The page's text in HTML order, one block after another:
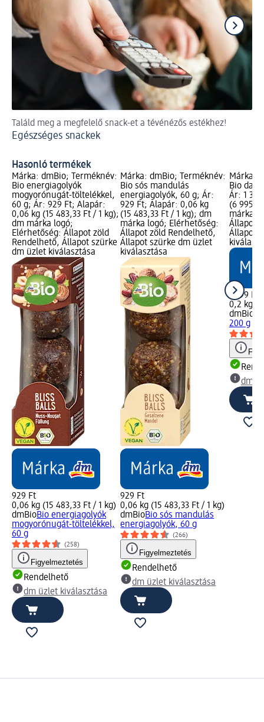
Találd meg a megfelelő snack-et a tévénézős estékhez!
Egészséges snackek
Hasonló termékek
Márka: dmBio; Terméknév:
Bio energiagolyók
mogyorónugát-töltelékkel,
60 g; Ár: 929 Ft; Alapár:
0,06 kg (15 483,33 Ft / 1 kg);
dm márka logó;
Elérhetőség: Állapot zöld
Rendelhető, Állapot szürke
dm üzlet kiválasztása
929 Ft
0,06 kg (15 483,33 Ft / 1 kg)
dmBioBio energiagolyók
mogyorónugát-töltelékkel,
60 g
(258)
Figyelmeztetés
Rendelhető
dm üzlet kiválasztása
Márka: dmBio; Terméknév:
Bio sós mandulás
energiagolyók, 60 g; Ár:
929 Ft; Alapár: 0,06 kg
(15 483,33 Ft / 1 kg); dm
márka logó; Elérhetőség:
Állapot zöld Rendelhető,
Állapot szürke dm üzlet
kiválasztása
929 Ft
0,06 kg (15 483,33 Ft / 1 kg)
dmBioBio sós mandulás
energiagolyók, 60 g
(266)
Figyelmeztetés
Rendelhető
dm üzlet kiválasztása
Márka:
Bio
Ár: 1
(6
márka
Állapot
Állapot
1 399 Ft
0,2 kg
dmBio
200 g
dm